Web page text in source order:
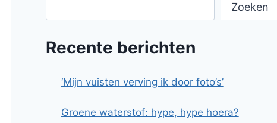
Zoeken
Recente berichten
‘Mijn vuisten verving ik door foto’s’
Groene waterstof: hype, hype hoera?